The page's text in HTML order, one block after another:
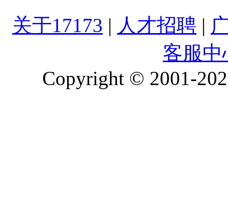
关于17173 | 人才招聘 |
客服中
Copyright © 2001-